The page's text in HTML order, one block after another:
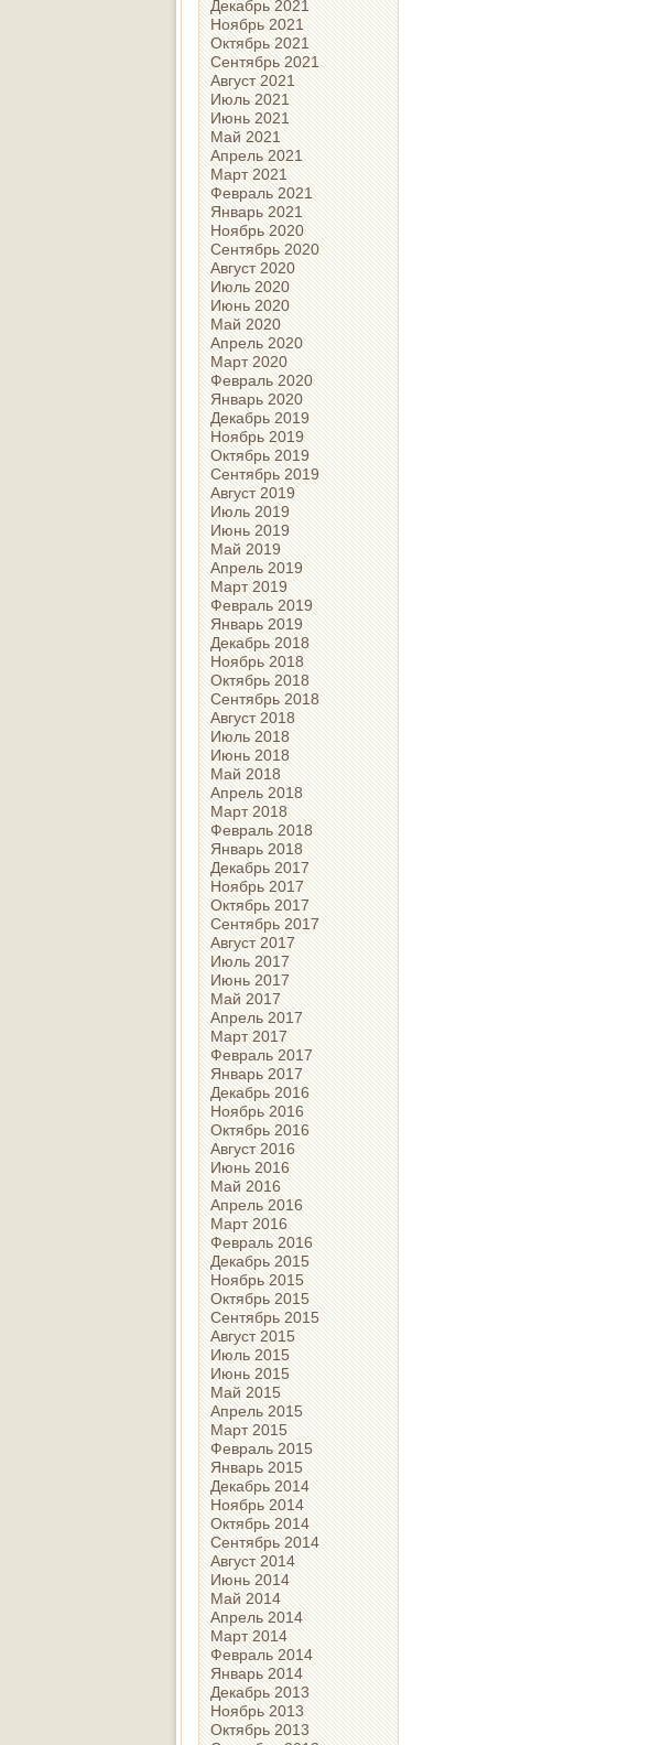
Декабрь 2021
Ноябрь 2021
Октябрь 2021
Сентябрь 2021
Август 2021
Июль 2021
Июнь 2021
Май 2021
Апрель 2021
Март 2021
Февраль 2021
Январь 2021
Ноябрь 2020
Сентябрь 2020
Август 2020
Июль 2020
Июнь 2020
Май 2020
Апрель 2020
Март 2020
Февраль 2020
Январь 2020
Декабрь 2019
Ноябрь 2019
Октябрь 2019
Сентябрь 2019
Август 2019
Июль 2019
Июнь 2019
Май 2019
Апрель 2019
Март 2019
Февраль 2019
Январь 2019
Декабрь 2018
Ноябрь 2018
Октябрь 2018
Сентябрь 2018
Август 2018
Июль 2018
Июнь 2018
Май 2018
Апрель 2018
Март 2018
Февраль 2018
Январь 2018
Декабрь 2017
Ноябрь 2017
Октябрь 2017
Сентябрь 2017
Август 2017
Июль 2017
Июнь 2017
Май 2017
Апрель 2017
Март 2017
Февраль 2017
Январь 2017
Декабрь 2016
Ноябрь 2016
Октябрь 2016
Август 2016
Июнь 2016
Май 2016
Апрель 2016
Март 2016
Февраль 2016
Декабрь 2015
Ноябрь 2015
Октябрь 2015
Сентябрь 2015
Август 2015
Июль 2015
Июнь 2015
Май 2015
Апрель 2015
Март 2015
Февраль 2015
Январь 2015
Декабрь 2014
Ноябрь 2014
Октябрь 2014
Сентябрь 2014
Август 2014
Июнь 2014
Май 2014
Апрель 2014
Март 2014
Февраль 2014
Январь 2014
Декабрь 2013
Ноябрь 2013
Октябрь 2013